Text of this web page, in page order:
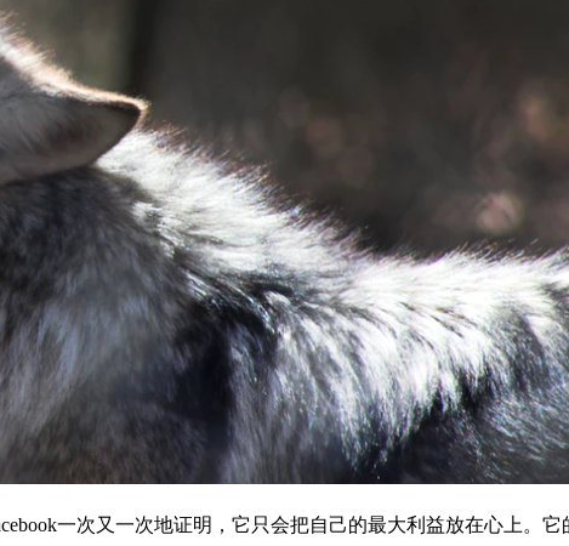
一次又一次地证明，它只会把自己的最大利益放在心上。它